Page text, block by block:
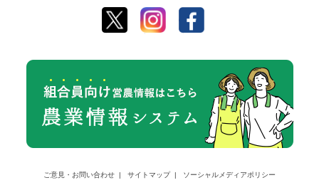
ご意見・お問い合わせ サイトマップ ソーシャルメディアポリシー